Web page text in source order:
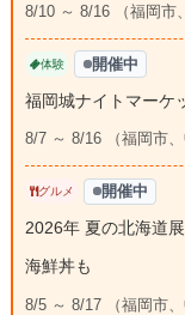
8/10 ～ 8/16 （福岡市
体験 開催中
福岡城ナイトマーケ
8/7 ～ 8/16 （福岡市、
グルメ 開催中
2026年 夏の北海道
海鮮丼も
8/5 ～ 8/17 （福岡市、